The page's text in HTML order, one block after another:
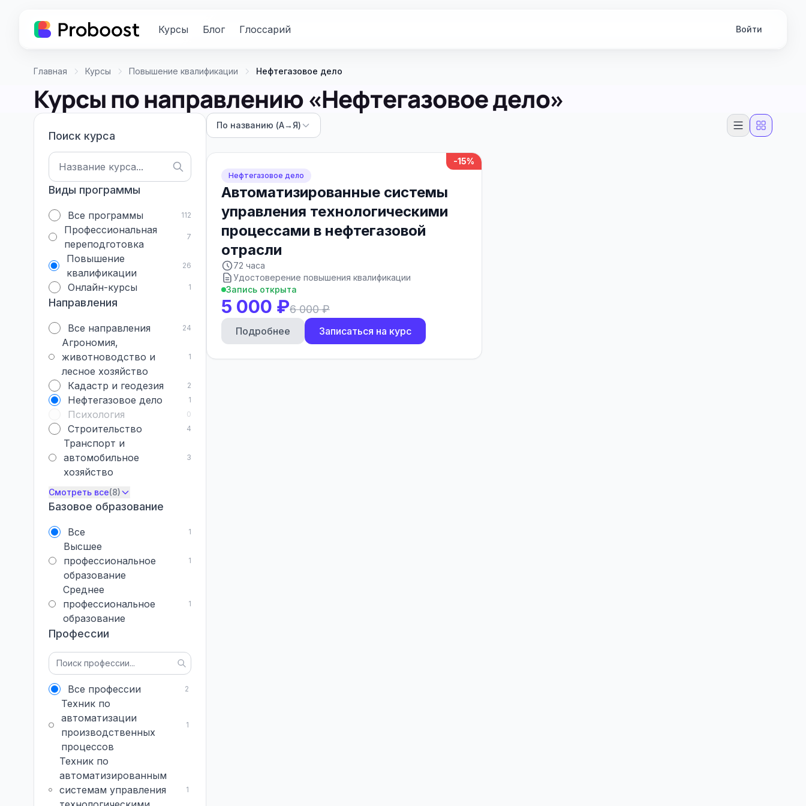
Курсы Блог Глоссарий Войти
Главная Курсы Повышение квалификации Нефтегазовое дело
Курсы по направлению «Нефтегазовое дело»
Поиск курса
Виды программы
Все программы 112
Профессиональная
переподготовка
7
Повышение
квалификации
26
Онлайн-курсы 1
Направления
Все направления 24
Агрономия,
животноводство и
лесное хозяйство
1
Кадастр и геодезия 2
Нефтегазовое дело 1
Психология 0
Строительство 4
Транспорт и
автомобильное
хозяйство
3
Смотреть все(8)
Базовое образование
Все 1
Высшее
профессиональное
образование
1
Среднее
профессиональное
образование
1
Профессии
Все профессии 2
Техник по
автоматизации
производственных
процессов
1
Техник по
автоматизированным
системам управления
1
По названию (А→Я)
-15%
Нефтегазовое дело
Автоматизированные системы
управления технологическими
процессами в нефтегазовой
отрасли
72 часа
Удостоверение повышения квалификации
Запись открыта
5 000 ₽6 000 ₽
Подробнее Записаться на курс